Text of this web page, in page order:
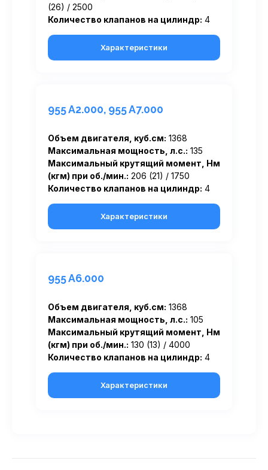
(26) / 2500
Количество клапанов на цилиндр: 4
Характеристики
955 A2.000, 955 A7.000
Объем двигателя, куб.см: 1368
Максимальная мощность, л.с.: 135
Максимальный крутящий момент, Нм
(кгм) при об./мин.: 206 (21) / 1750
Количество клапанов на цилиндр: 4
Характеристики
955 A6.000
Объем двигателя, куб.см: 1368
Максимальная мощность, л.с.: 105
Максимальный крутящий момент, Нм
(кгм) при об./мин.: 130 (13) / 4000
Количество клапанов на цилиндр: 4
Характеристики